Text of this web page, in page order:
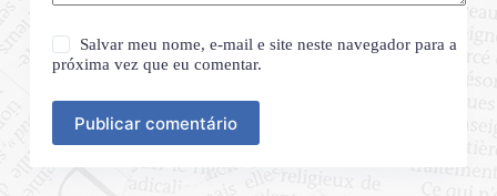
Salvar meu nome, e-mail e site neste navegador para a
próxima vez que eu comentar.
Publicar comentário